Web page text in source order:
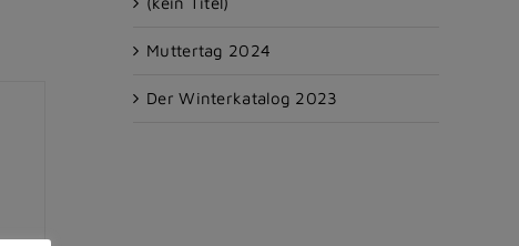
Muttertag 2024
Der Winterkatalog 2023